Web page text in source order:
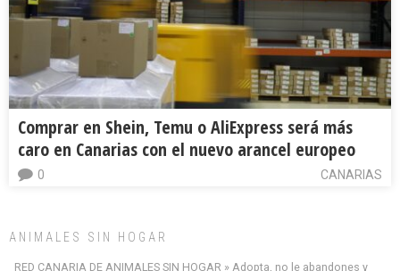
Comprar en Shein, Temu o AliExpress será más
caro en Canarias con el nuevo arancel europeo
CANARIAS
0
ANIMALES SIN HOGAR
RED CANARIA DE ANIMALES SIN HOGAR » Adopta, no le abandones y